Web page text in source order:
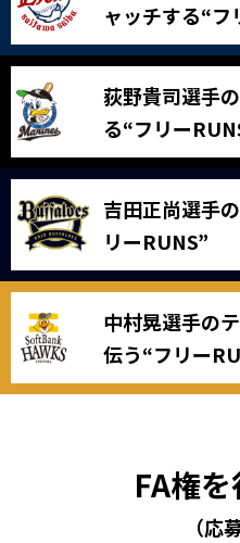
ャッチする“フ
荻野貴司選手
る“フリー
吉田正尚選手
リーRUNS”
中村晃選手の
伝う“フリー
FA権
（応